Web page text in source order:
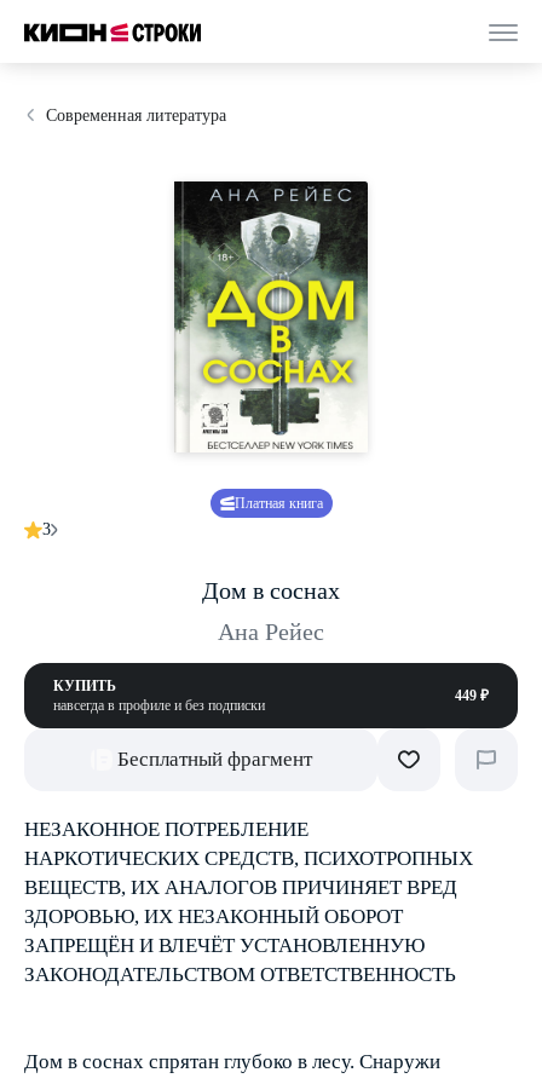
Современная литература
Платная книга
3
Дом в соснах
Ана Рейес
КУПИТЬ
навсегда в профиле и без подписки
449 ₽
Бесплатный фрагмент
НЕЗАКОННОЕ ПОТРЕБЛЕНИЕ
НАРКОТИЧЕСКИХ СРЕДСТВ, ПСИХОТРОПНЫХ
ВЕЩЕСТВ, ИХ АНАЛОГОВ ПРИЧИНЯЕТ ВРЕД
ЗДОРОВЬЮ, ИХ НЕЗАКОННЫЙ ОБОРОТ
ЗАПРЕЩЁН И ВЛЕЧЁТ УСТАНОВЛЕННУЮ
ЗАКОНОДАТЕЛЬСТВОМ ОТВЕТСТВЕННОСТЬ
Дом в соснах спрятан глубоко в лесу. Снаружи